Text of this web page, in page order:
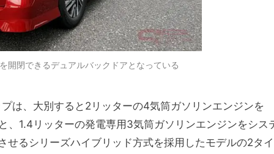
開閉できるデュアルバックドアとなっている
は、大別すると2リッターの4気筒ガソリンエンジンを
、1.4リッターの発電専用3気筒ガソリンエンジンをシス
るシリーズハイブリッド方式を採用したモデルの2タイ